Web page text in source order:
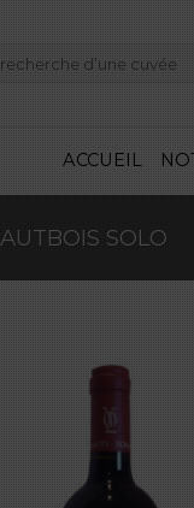
ACCUEIL
SOLO